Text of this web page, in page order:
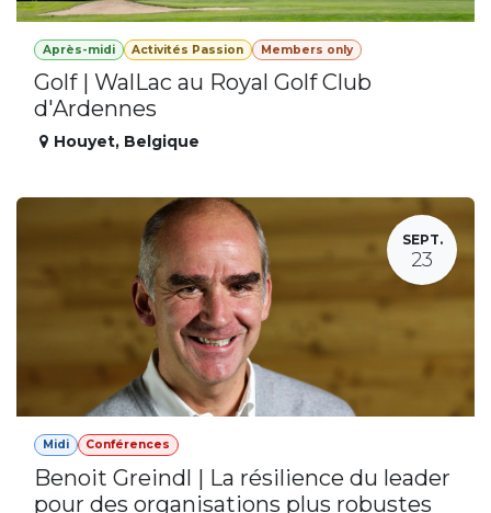
Après-midi Activités Passion Members only
Golf | WalLac au Royal Golf Club
d'Ardennes
Houyet, Belgique
SEPT.
23
Midi Conférences
Benoit Greindl | La résilience du leader
pour des organisations plus robustes